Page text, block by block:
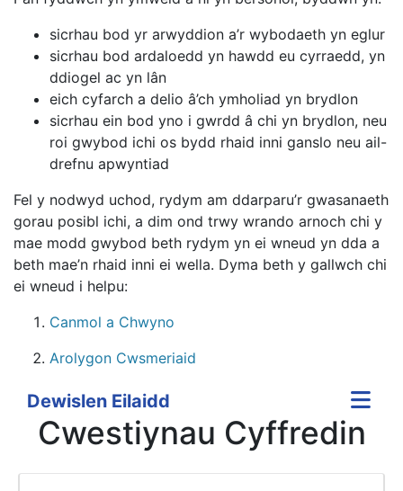
sicrhau bod yr arwyddion a’r wybodaeth yn eglur
sicrhau bod ardaloedd yn hawdd eu cyrraedd, yn
ddiogel ac yn lân
eich cyfarch a delio â’ch ymholiad yn brydlon
sicrhau ein bod yno i gwrdd â chi yn brydlon, neu
roi gwybod ichi os bydd rhaid inni ganslo neu ail-
drefnu apwyntiad
Fel y nodwyd uchod, rydym am ddarparu’r gwasanaeth
gorau posibl ichi, a dim ond trwy wrando arnoch chi y
mae modd gwybod beth rydym yn ei wneud yn dda a
beth mae’n rhaid inni ei wella. Dyma beth y gallwch chi
ei wneud i helpu:
Canmol a Chwyno
Arolygon Cwsmeriaid
Dewislen Eilaidd
Cwestiynau Cyffredin